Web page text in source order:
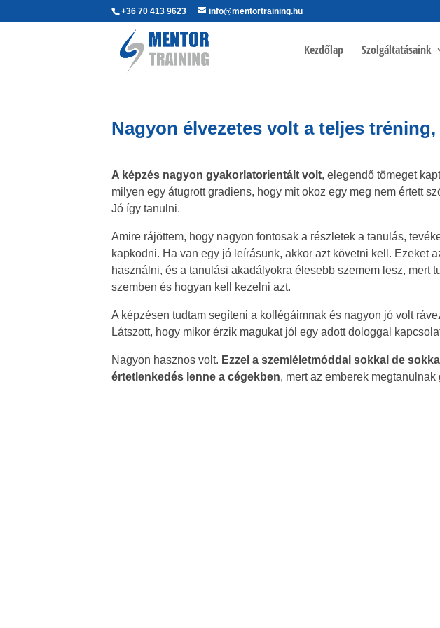
+36 70 413 9623 info@mentortraining.hu
Kezdőlap Szolgáltatásaink
Nagyon élvezetes volt a teljes
A képzés nagyon gyakorlatorientált volt, elegendő tömeget
milyen egy átugrott gradiens, hogy mit okoz egy meg nem értett
Jó így tanulni.
Amire rájöttem, hogy nagyon fontosak a részletek a tanulás,
kapkodni. Ha van egy jó leírásunk, akkor azt követni kell. Ezeket
használni, és a tanulási akadályokra élesebb szemem lesz, mert
szemben és hogyan kell kezelni azt.
A képzésen tudtam segíteni a kollégáimnak és nagyon jó volt
Látszott, hogy mikor érzik magukat jól egy adott dologgal
Nagyon hasznos volt. Ezzel a szemléletmóddal sokkal de
értetlenkedés lenne a cégekben, mert az emberek